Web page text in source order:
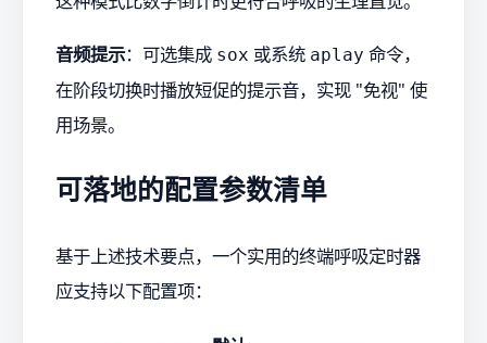
音频提示：可选集成 sox 或系统 aplay 命令，
在阶段切换时播放短促的提示音，实现 "免视" 使
用场景。
可落地的配置参数清单
基于上述技术要点，一个实用的终端呼吸定时器
应支持以下配置项：